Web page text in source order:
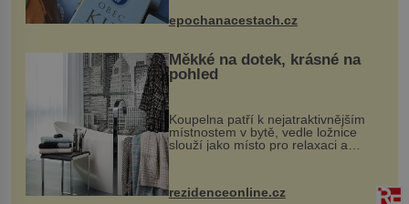
epochanacestach.cz
Měkké na dotek, krásné na
pohled
Koupelna patří k nejatraktivnějším
místnostem v bytě, vedle ložnice
slouží jako místo pro relaxaci a
odpočinek. Koupelnový textil –
ručníky, osušky a koberečky –
mohou jako mávnutím kouzelného
proutku...
rezidenceonline.cz